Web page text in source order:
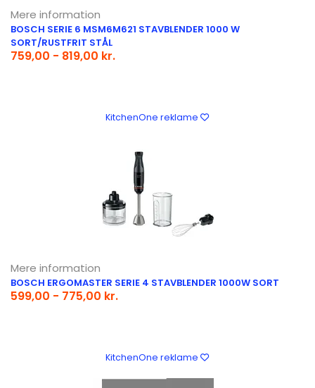
Mere information
BOSCH SERIE 6 MSM6M621 STAVBLENDER 1000 W
SORT/RUSTFRIT STÅL
759,00 - 819,00 kr.
KitchenOne reklame
Mere information
BOSCH ERGOMASTER SERIE 4 STAVBLENDER 1000W SORT
599,00 - 775,00 kr.
KitchenOne reklame